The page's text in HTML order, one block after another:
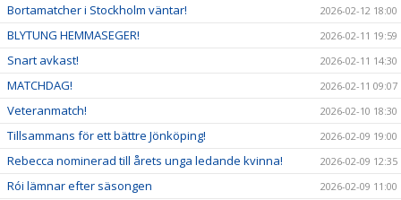
Bortamatcher i Stockholm väntar! 2026-02-12 18:00
BLYTUNG HEMMASEGER! 2026-02-11 19:59
Snart avkast! 2026-02-11 14:30
MATCHDAG! 2026-02-11 09:07
Veteranmatch! 2026-02-10 18:30
Tillsammans för ett bättre Jönköping! 2026-02-09 19:00
Rebecca nominerad till årets unga ledande kvinna! 2026-02-09 12:35
Rói lämnar efter säsongen 2026-02-09 11:00